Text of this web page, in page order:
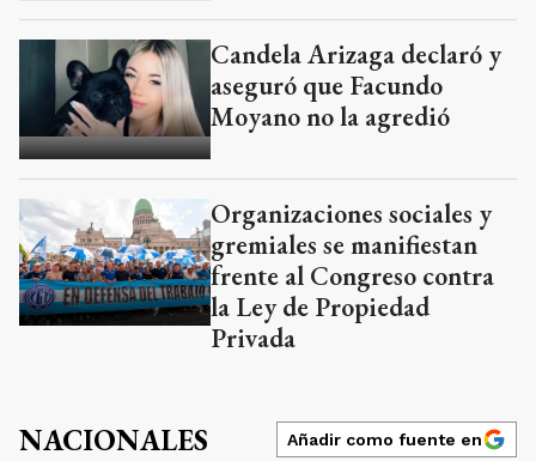
Candela Arizaga declaró y
aseguró que Facundo
Moyano no la agredió
Organizaciones sociales y
gremiales se manifiestan
frente al Congreso contra
la Ley de Propiedad
Privada
NACIONALES Añadir como fuente en